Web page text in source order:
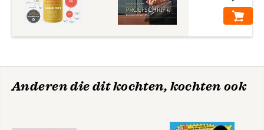
Anderen die dit kochten, kochten ook